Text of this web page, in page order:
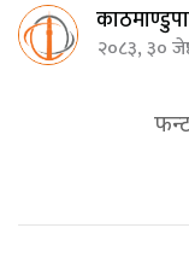
२०८३, ३०